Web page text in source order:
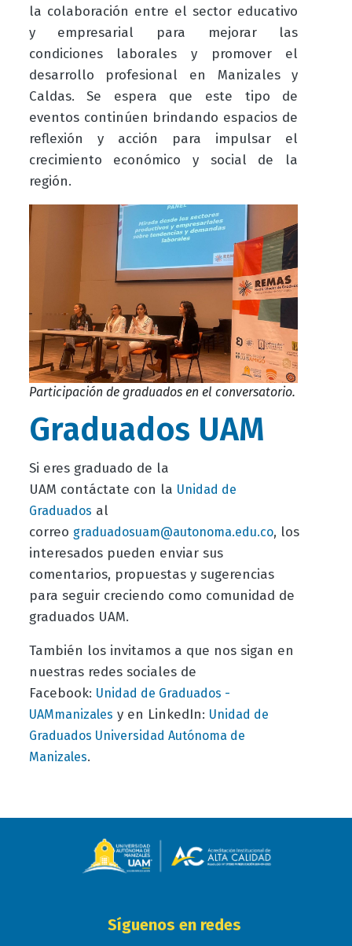
la colaboración entre el sector educativo
y empresarial para mejorar las
condiciones laborales y promover el
desarrollo profesional en Manizales y
Caldas. Se espera que este tipo de
eventos continúen brindando espacios de
reflexión y acción para impulsar el
crecimiento económico y social de la
región.
Participación de graduados en el conversatorio.
Graduados UAM
Si eres graduado de la
UAM contáctate con la Unidad de
Graduados al
correo graduadosuam@autonoma.edu.co, los
interesados pueden enviar sus
comentarios, propuestas y sugerencias
para seguir creciendo como comunidad de
graduados UAM.
También los invitamos a que nos sigan en
nuestras redes sociales de
Facebook: Unidad de Graduados -
UAMmanizales y en LinkedIn: Unidad de
Graduados Universidad Autónoma de
Manizales.
Síguenos en redes